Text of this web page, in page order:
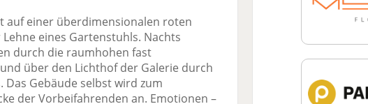
auf einer überdimensionalen roten
eines Gartenstuhls. Nachts
durch die raumhohen fast
über den Lichthof der Galerie durch
Das Gebäude selbst wird zum
der Vorbeifahrenden an. Emotionen –